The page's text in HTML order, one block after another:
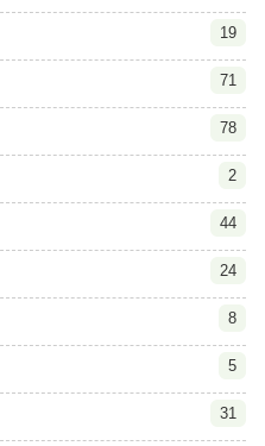
19
71
78
2
44
24
8
5
31